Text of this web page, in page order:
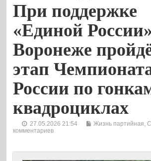
При поддержке
«Единой
Воронеже
этап
России по
квадроциклах
27.05.2026 21:54 Жизнь партийная ,
комментариев